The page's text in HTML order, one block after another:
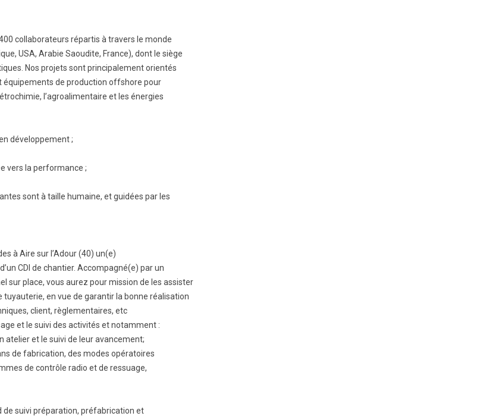
BTS Contrôle Industriel et
Régulation Automatique
(C.I.R.A.)
Les BTS par la voie de
l’apprentissage
Licence Professionnelle
collaborateurs répartis à travers le monde
USA, Arabie Saoudite, France), dont le siège
Nos projets sont principalement orientés
de production offshore pour
l’agroalimentaire et les énergies
développement ;
vers la performance ;
sont à taille humaine, et guidées par les
à Aire sur l’Adour (40) un(e)
CDI de chantier. Accompagné(e) par un
sur place, vous aurez pour mission de les assister
en vue de garantir la bonne réalisation
client, règlementaires, etc
et le suivi des activités et notamment :
atelier et le suivi de leur avancement;
de fabrication, des modes opératoires
de contrôle radio et de ressuage,
de suivi préparation, préfabrication et